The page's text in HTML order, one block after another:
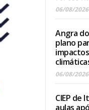
06/08/2026
Angra
plano
06/08/2026
CIEP de
aulas